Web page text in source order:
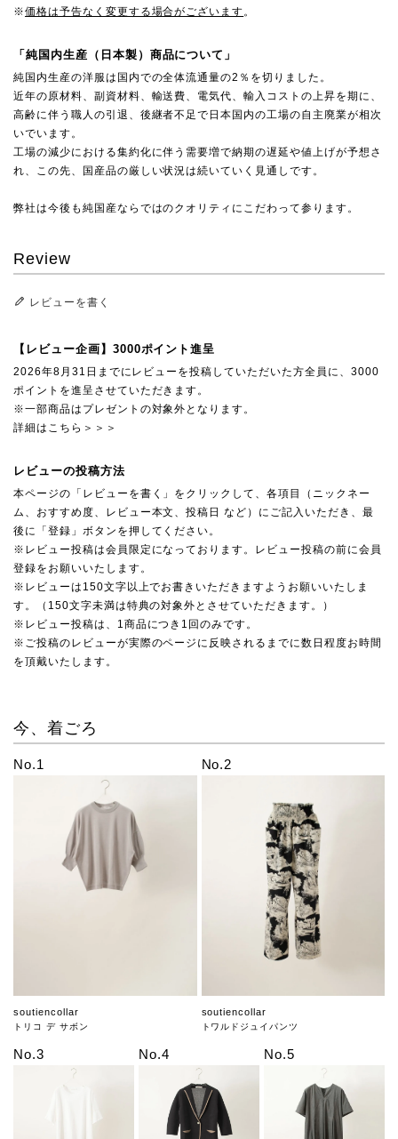
※価格は予告なく変更する場合がございます 。
「純国内生産（日本製）商品について」
純国内生産の洋服は国内での全体流通量の2％を切りました。
近年の原材料、副資材料、輸送費、電気代、輸入コストの上昇を期に、
高齢に伴う職人の引退、後継者不足で日本国内の工場の自主廃業が相次
いでいます。
工場の減少における集約化に伴う需要増で納期の遅延や値上げが予想さ
れ、この先、国産品の厳しい状況は続いていく見通しです。
弊社は今後も純国産ならではのクオリティにこだわって参ります。
Review
レビューを書く
【レビュー企画】3000ポイント進呈
2026年8月31日までにレビューを投稿していただいた方全員に、3000
ポイントを進呈させていただきます。
※一部商品はプレゼントの対象外となります。
詳細はこちら＞＞＞
レビューの投稿方法
本ページの「レビューを書く」をクリックして、各項目（ニックネー
ム、おすすめ度、レビュー本文、投稿日 など）にご記入いただき、最
後に「登録」ボタンを押してください。
※レビュー投稿は会員限定になっております。レビュー投稿の前に会員
登録をお願いいたします。
※レビューは150文字以上でお書きいただきますようお願いいたしま
す。（150文字未満は特典の対象外とさせていただきます。）
※レビュー投稿は、1商品につき1回のみです。
※ご投稿のレビューが実際のページに反映されるまでに数日程度お時間
を頂戴いたします。
今、着ごろ
No.1
soutiencollar
トリコ デ サボン
No.2
soutiencollar
トワルドジュイパンツ
No.3 No.4 No.5